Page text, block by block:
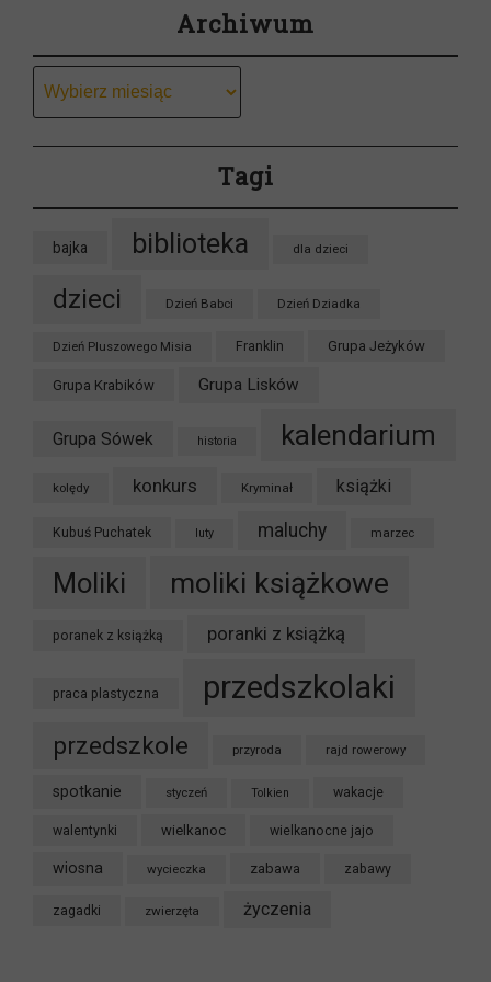
Archiwum
Tagi
bajka biblioteka dla dzieci
dzieci Dzień Babci Dzień Dziadka
Dzień Pluszowego Misia Franklin Grupa Jeżyków
Grupa Krabików Grupa Lisków
Grupa Sówek historia kalendarium
kolędy konkurs Kryminał książki
Kubuś Puchatek luty maluchy marzec
Moliki moliki książkowe
poranek z książką poranki z książką
praca plastyczna przedszkolaki
przedszkole przyroda rajd rowerowy
spotkanie styczeń Tolkien wakacje
walentynki wielkanoc wielkanocne jajo
wiosna wycieczka zabawa zabawy
zagadki zwierzęta życzenia